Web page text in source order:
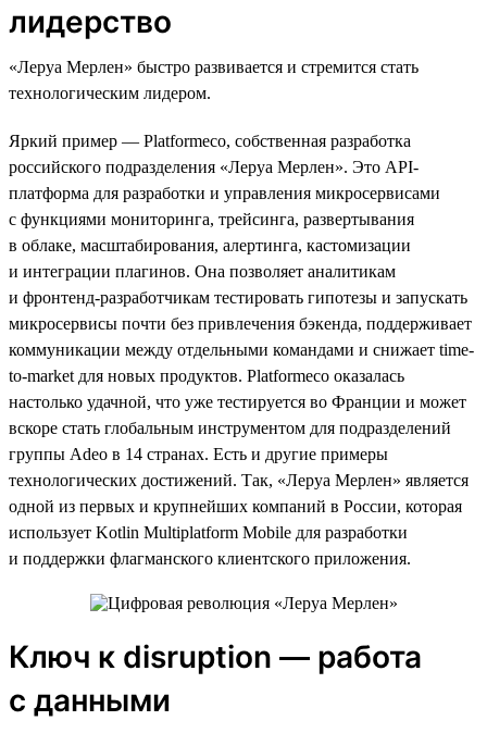
лидерство
«Леруа Мерлен» быстро развивается и стремится стать
технологическим лидером.
Яркий пример — Platformeco, собственная разработка
российского подразделения «Леруа Мерлен». Это API-
платформа для разработки и управления микросервисами
с функциями мониторинга, трейсинга, развертывания
в облаке, масштабирования, алертинга, кастомизации
и интеграции плагинов. Она позволяет аналитикам
и фронтенд-разработчикам тестировать гипотезы и запускать
микросервисы почти без привлечения бэкенда, поддерживает
коммуникации между отдельными командами и снижает time-
to-market для новых продуктов. Platformeco оказалась
настолько удачной, что уже тестируется во Франции и может
вскоре стать глобальным инструментом для подразделений
группы Adeo в 14 странах. Есть и другие примеры
технологических достижений. Так, «Леруа Мерлен» является
одной из первых и крупнейших компаний в России, которая
использует Kotlin Multiplatform Mobile для разработки
и поддержки флагманского клиентского приложения.
Ключ к disruption — работа
с данными